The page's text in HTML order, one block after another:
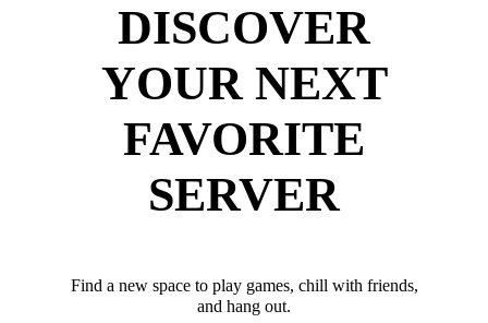
DISCOVER
YOUR NEXT
FAVORITE
SERVER
Find a new space to play games, chill with friends,
and hang out.